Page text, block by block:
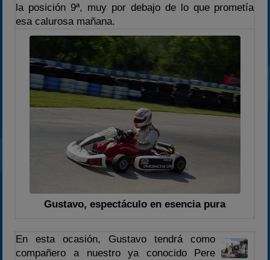
la posición 9ª, muy por debajo de lo que prometía
esa calurosa mañana.
Gustavo, espectáculo en esencia pura
En esta ocasión, Gustavo tendrá como
compañero a nuestro ya conocido Pere